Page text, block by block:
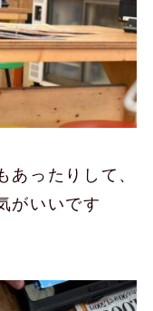
あったりして、
がいいです